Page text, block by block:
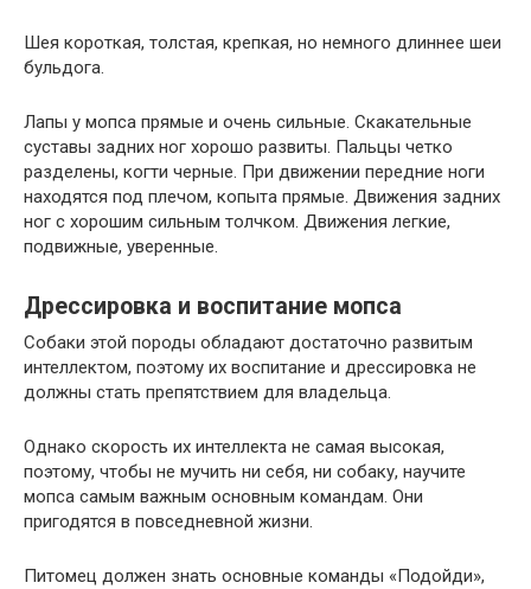
Шея короткая, толстая, крепкая, но немного длиннее шеи
бульдога.
Лапы у мопса прямые и очень сильные. Скакательные
суставы задних ног хорошо развиты. Пальцы четко
разделены, когти черные. При движении передние ноги
находятся под плечом, копыта прямые. Движения задних
ног с хорошим сильным толчком. Движения легкие,
подвижные, уверенные.
Дрессировка и воспитание мопса
Собаки этой породы обладают достаточно развитым
интеллектом, поэтому их воспитание и дрессировка не
должны стать препятствием для владельца.
Однако скорость их интеллекта не самая высокая,
поэтому, чтобы не мучить ни себя, ни собаку, научите
мопса самым важным основным командам. Они
пригодятся в повседневной жизни.
Питомец должен знать основные команды «Подойди»,